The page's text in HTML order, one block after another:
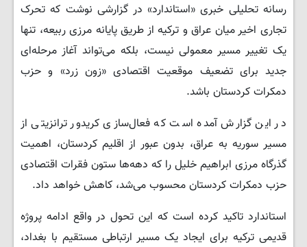
رسانه تحلیلی خبری «استاندارد» در گزارشی نوشت که تحرک
تجاری اخیر میان عراق و ترکیه از طریق پایانه مرزی ربیعه، تنها
یک تغییر مسیر معمولی نیست، بلکه می‌تواند آغاز مرحله‌ای
جدید برای تضعیف موقعیت اقتصادی «زون زرد» و حزب
دمکرات کردستان باشد.
در این گزارش آمده است که فعال‌سازی کریدور ترانزیتی از
مسیر سوریه به عراق، بدون عبور از اقلیم کردستان، اهمیت
گذرگاه مرزی ابراهیم خلیل را که دهه‌ها ستون فقرات اقتصادی
حزب دمکرات کردستان محسوب می‌شد، کاهش خواهد داد.
استاندارد تاکید کرده است که این تحول در واقع ادامه پروژه
قدیمی ترکیه برای ایجاد یک مسیر ارتباطی مستقیم با بغداد،